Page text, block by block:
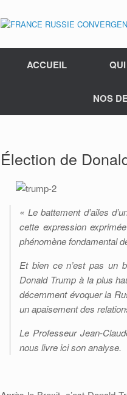
ACCUEIL
NOS
Élection de
« Le battement d’ailes
cette expression
phénomène fondamental
Et bien ce n’est pas un
Donald Trump à la plus
décemment évoquer la
un apaisement des
Le Professeur Jean-
nous livre ici son analyse.